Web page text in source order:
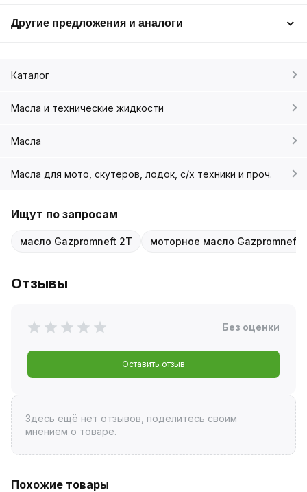
Другие предложения и аналоги
Каталог
Масла и технические жидкости
Масла
Масла для мото, скутеров, лодок, с/х техники и проч.
Ищут по запросам
масло Gazpromneft 2T моторное масло Gazpromneft
Отзывы
Без оценки
Оставить отзыв
Здесь ещё нет отзывов, поделитесь своим
мнением о товаре.
Похожие товары